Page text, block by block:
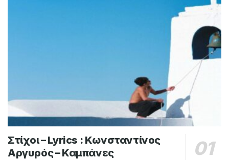
Στίχοι – Lyrics : Κωνσταντίνος
Αργυρός – Καμπάνες